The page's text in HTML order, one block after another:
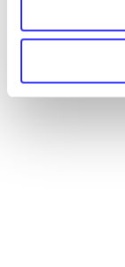
Alle